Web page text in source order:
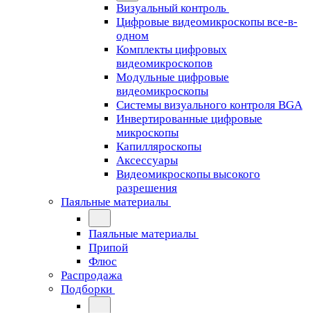
Визуальный контроль
Цифровые видеомикроскопы все-в-
одном
Комплекты цифровых
видеомикроскопов
Модульные цифровые
видеомикроскопы
Cистемы визуального контроля BGA
Инвертированные цифровые
микроскопы
Капилляроскопы
Аксессуары
Видеомикроскопы высокого
разрешения
Паяльные материалы
Паяльные материалы
Припой
Флюс
Распродажа
Подборки